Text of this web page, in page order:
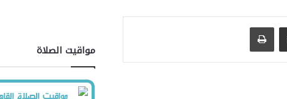
مشاركة عبر البريد طباعة
مواقيت الصلاة